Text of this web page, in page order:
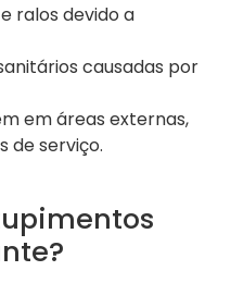
ralos devido a
causadas por
em áreas externas,
de serviço.